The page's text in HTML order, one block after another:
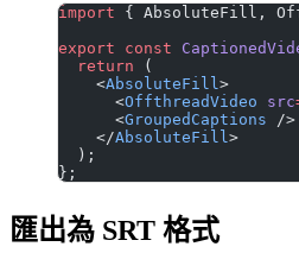
import { AbsoluteFill,
export const
  return
(
    <
AbsoluteFill >
      <
OffthreadVideo src
      <
GroupedCaptions />
    </
AbsoluteFill >
  );
};
匯出為 SRT 格式